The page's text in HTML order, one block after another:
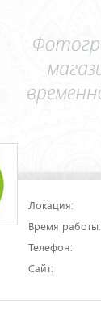
Локация:
Время работы:
Телефон:
Сайт: